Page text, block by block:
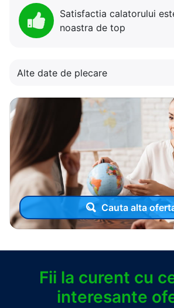
Satisfactia calatorului
noastra de top
Alte date de plecare
Cauta alta
Fii la curent cu
interesante